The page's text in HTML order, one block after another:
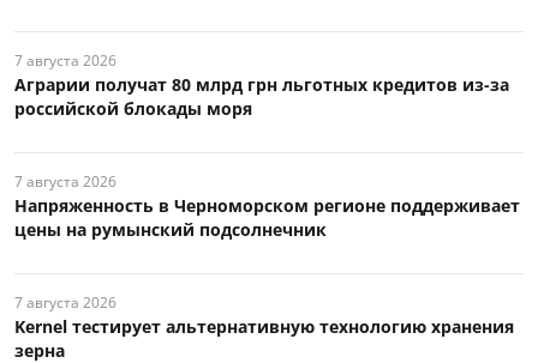
7 августа 2026
Аграрии получат 80 млрд грн льготных кредитов из-за
российской блокады моря
7 августа 2026
Напряженность в Черноморском регионе поддерживает
цены на румынский подсолнечник
7 августа 2026
Kernel тестирует альтернативную технологию хранения
зерна